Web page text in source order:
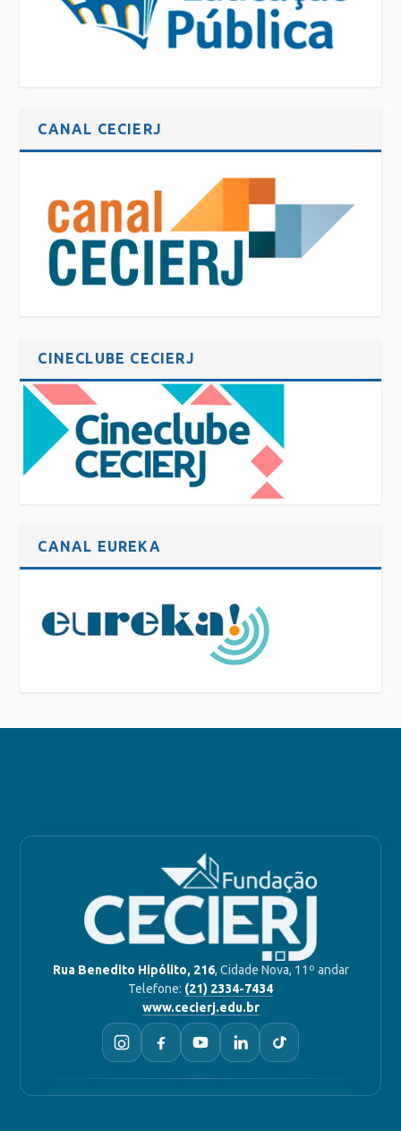
CANAL CECIERJ
CINECLUBE CECIERJ
CANAL EUREKA
Rua Benedito Hipólito, 216, Cidade Nova, 11º andar
Telefone: (21) 2334-7434
www.cecierj.edu.br